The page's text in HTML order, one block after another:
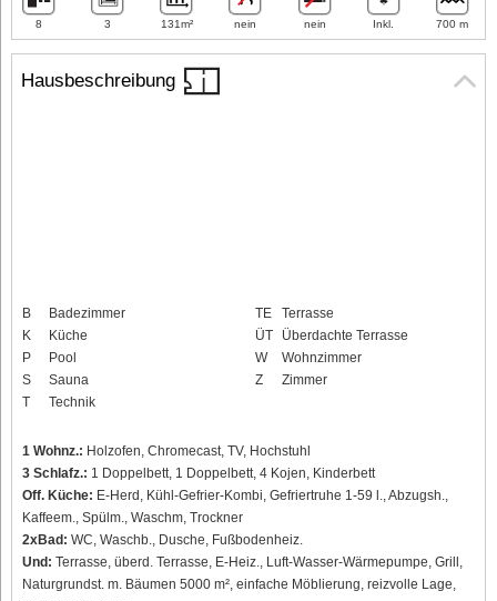
Hausbeschreibung
B
Badezimmer
K
Küche
P
Pool
S
Sauna
T
Technik
TE
Terrasse
ÜT
Überdachte Terrasse
W
Wohnzimmer
Z
Zimmer
1 Wohnz.: Holzofen, Chromecast, TV, Hochstuhl
3 Schlafz.: 1 Doppelbett, 1 Doppelbett, 4 Kojen, Kinderbett
Off. Küche: E-Herd, Kühl-Gefrier-Kombi, Gefriertruhe 1-59 l., Abzugsh.,
Kaffeem., Spülm., Waschm, Trockner
2xBad: WC, Waschb., Dusche, Fußbodenheiz.
Und: Terrasse, überd. Terrasse, E-Heiz., Luft-Wasser-Wärmepumpe, Grill,
Naturgrundst. m. Bäumen 5000 m², einfache Möblierung, reizvolle Lage,
8 3 131m² nein nein Inkl. 700 m